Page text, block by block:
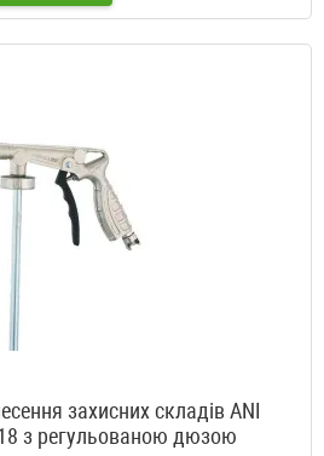
захисних складів ANI
з регульованою дюзою